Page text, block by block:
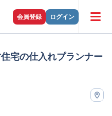
会員登録 ログイン
宅の仕入れプランナー